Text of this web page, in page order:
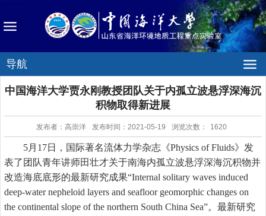
导航
中国海洋大学贾永刚教授团队关于内孤立波悬浮深海沉
积物取得新进展
发布者：高崇洋 发布时间：2021-05-19 浏览次数： 1620
5月 17日，国际著名流体力学杂志《Physics of Fluids》发
表了团队青年讲师田壮才关于南海内孤立波悬浮深海沉积物并
改造海底底形的最新研究成果“Internal solitary waves induced
deep-water nepheloid layers and seafloor geomorphic changes on
the continental slope of the northern South China Sea”。最新研究